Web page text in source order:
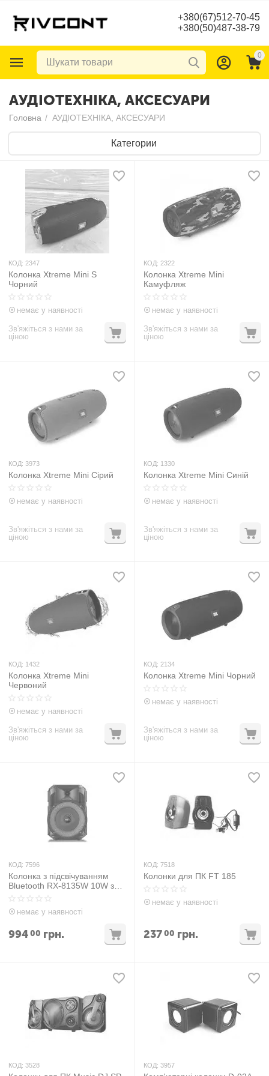
+380(67)512-70-45
+380(50)487-38-79
0
АУДІОТЕХНІКА, АКСЕСУАРИ
Головна / АУДІОТЕХНІКА, АКСЕСУАРИ
Категории
КОД: 2347
Колонка Xtreme Mini S
Чорний
немає у наявності
Зв'яжіться з нами за
ціною
КОД: 2322
Колонка Xtreme Mini
Камуфляж
немає у наявності
Зв'яжіться з нами за
ціною
КОД: 3973
Колонка Xtreme Mini Сірий
немає у наявності
Зв'яжіться з нами за
ціною
КОД: 1330
Колонка Xtreme Mini Синій
немає у наявності
Зв'яжіться з нами за
ціною
КОД: 1432
Колонка Xtreme Mini
Червоний
немає у наявності
Зв'яжіться з нами за
ціною
КОД: 2134
Колонка Xtreme Mini Чорний
немає у наявності
Зв'яжіться з нами за
ціною
КОД: 7596
Колонка з підсвічуванням
Bluetooth RX-8135W 10W з
мікрофоном
немає у наявності
99400 грн.
КОД: 7518
Колонки для ПК FT 185
немає у наявності
23700 грн.
КОД: 3528 КОД: 3957